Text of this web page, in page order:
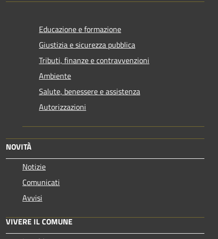
Educazione e formazione
Giustizia e sicurezza pubblica
Tributi, finanze e contravvenzioni
Ambiente
Salute, benessere e assistenza
Autorizzazioni
NOVITÀ
Notizie
Comunicati
Avvisi
VIVERE IL COMUNE